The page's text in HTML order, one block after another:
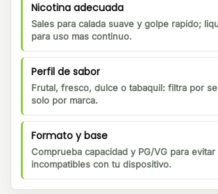
Nicotina adecuada
Sales para calada suave y golpe rapido;
para uso mas continuo.
Perfil de sabor
Frutal, fresco, dulce o tabaquil: filtra por
solo por marca.
Formato y base
Comprueba capacidad y PG/VG para
incompatibles con tu dispositivo.